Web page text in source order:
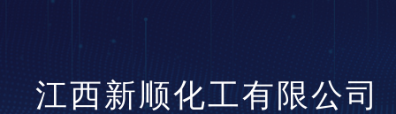
江西新顺化工有限公司